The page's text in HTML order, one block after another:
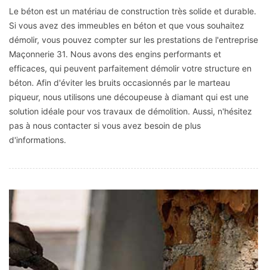
Le béton est un matériau de construction très solide et durable.
Si vous avez des immeubles en béton et que vous souhaitez
démolir, vous pouvez compter sur les prestations de l'entreprise
Maçonnerie 31. Nous avons des engins performants et
efficaces, qui peuvent parfaitement démolir votre structure en
béton. Afin d'éviter les bruits occasionnés par le marteau
piqueur, nous utilisons une découpeuse à diamant qui est une
solution idéale pour vos travaux de démolition. Aussi, n'hésitez
pas à nous contacter si vous avez besoin de plus
d'informations.